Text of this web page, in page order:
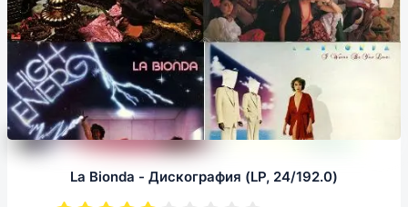
La Bionda - Дискография (LP, 24/192.0)